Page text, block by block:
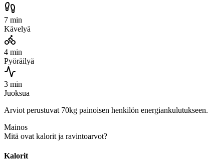
7 min
Kävelyä
4 min
Pyöräilyä
3 min
Juoksua
Arviot perustuvat 70kg painoisen henkilön energiankulutukseen.
Mainos
Mitä ovat kalorit ja ravintoarvot?
Kalorit